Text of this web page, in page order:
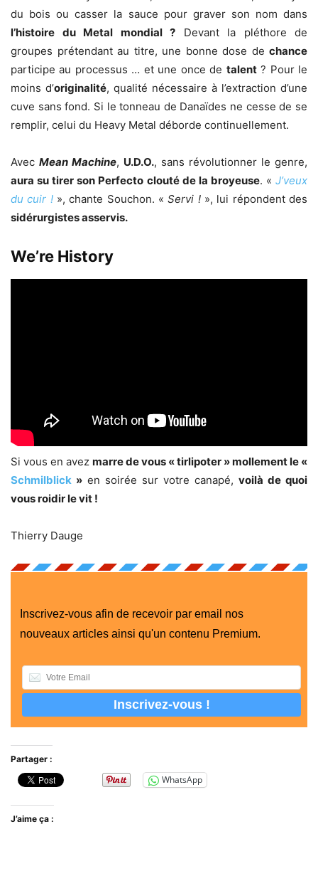
du bois ou casser la sauce pour graver son nom dans
l’histoire du Metal mondial ? Devant la pléthore de
groupes prétendant au titre, une bonne dose de chance
participe au processus … et une once de talent? Pour le
moins d’originalité, qualité nécessaire à l’extraction d’une
cuve sans fond. Si le tonneau de Danaïdes ne cesse de se
remplir, celui du Heavy Metal déborde continuellement.
Avec Mean Machine, U.D.O., sans révolutionner le genre,
aura su tirer son Perfecto clouté de la broyeuse. « J’veux
du cuir !», chante Souchon. «Servi !», lui répondent des
sidérurgistes asservis.
We’re History
Si vous en avez marre de vous « tirlipoter » mollement le «
Schmilblick » en soirée sur votre canapé, voilà de quoi
vous roidir le vit !
Thierry Dauge
Inscrivez-vous afin de recevoir par email nos
nouveaux articles ainsi qu'un contenu Premium.
Partager :
WhatsApp
J’aime ça :